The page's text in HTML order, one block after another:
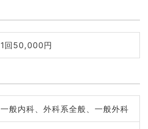
1回50,000円
一般内科、外科系全般、一般外科